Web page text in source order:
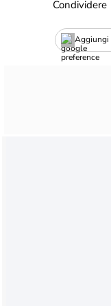
Aggiungi
Condividere